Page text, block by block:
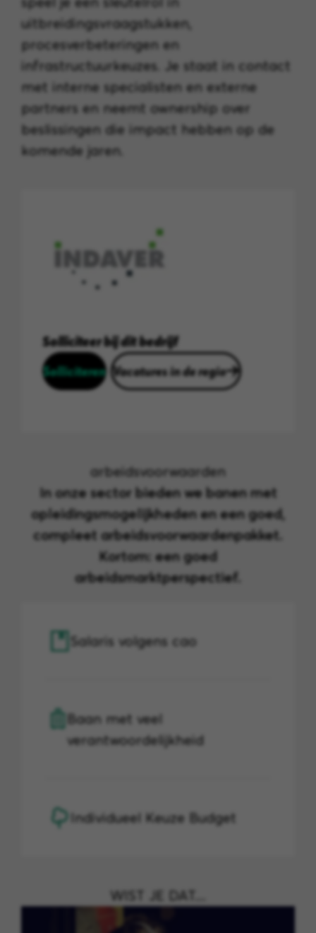
uitbreidingsvraagstukken,
procesverbeteringen en
infrastructuurkeuzes. Je staat in contact
met interne specialisten en externe
partners en neemt ownership over
beslissingen die impact hebben op de
komende jaren.
Solliciteer bij dit bedrijf
Solliciteren Vacatures in de regio
arbeidsvoorwaarden
In onze sector bieden we banen met
opleidingsmogelijkheden en een goed,
compleet arbeidsvoorwaardenpakket.
Kortom: een goed
arbeidsmarktperspectief.
Salaris volgens cao
Baan met veel
verantwoordelijkheid
Individueel Keuze Budget
WIST JE DAT....